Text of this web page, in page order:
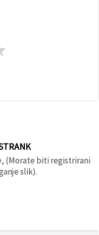
(Morate biti registrirani
slik).